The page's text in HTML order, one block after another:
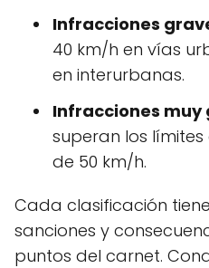
Infracciones
40 km/h en vías
en interurbanas.
Infracciones muy
superan los
de 50 km/h.
Cada clasificación
sanciones y
puntos del carnet.